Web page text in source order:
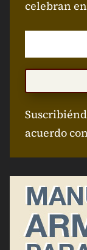
celebran
acuerdo